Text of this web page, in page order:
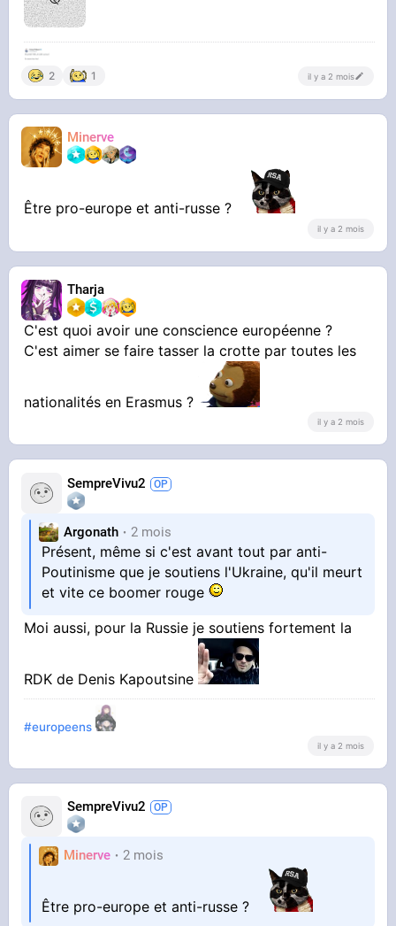
2 1 il y a 2 mois
Minerve
Être pro-europe et anti-russe ?
il y a 2 mois
Tharja
C'est quoi avoir une conscience européenne ?
C'est aimer se faire tasser la crotte par toutes les
nationalités en Erasmus ?
il y a 2 mois
SempreVivu2
Argonath 2 mois
Présent, même si c'est avant tout par anti-
Poutinisme que je soutiens l'Ukraine, qu'il meurt
et vite ce boomer rouge
Moi aussi, pour la Russie je soutiens fortement la
RDK de Denis Kapoutsine
#europeens
il y a 2 mois
SempreVivu2
Minerve 2 mois
Être pro-europe et anti-russe ?